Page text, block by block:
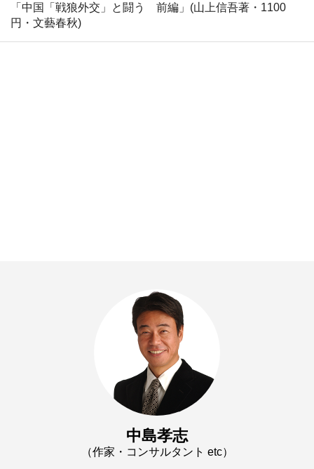
「中国「戦狼外交」と闘う 前編」(山上信吾著・1100
円・文藝春秋)
中島孝志
（作家・コンサルタント etc）